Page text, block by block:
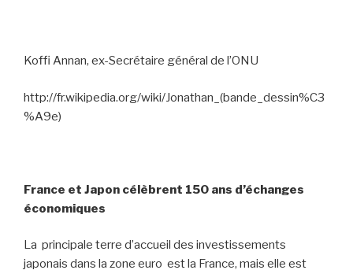
Koffi Annan, ex-Secrétaire général de l’ONU
http://fr.wikipedia.org/wiki/Jonathan_(bande_dessin%C3
%A9e)
France et Japon célèbrent 150 ans d’échanges
économiques
La principale terre d’accueil des investissements
japonais dans la zone euro est la France, mais elle est